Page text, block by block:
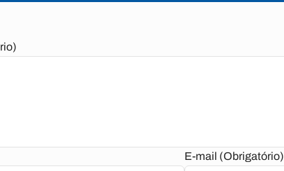
E-mail (Obrigatório)